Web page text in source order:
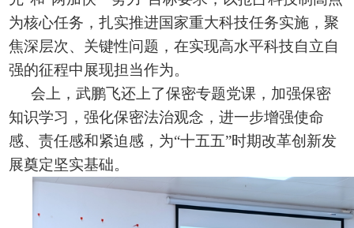
为核心任务，扎实推进国家重大科技任务实施，聚
焦深层次、关键性问题，在实现高水平科技自立自
强的征程中展现担当作为。
会上，武鹏飞还上了保密专题党课，加强保密
知识学习，强化保密法治观念，进一步增强使命
感、责任感和紧迫感，为“十五五”时期改革创新发
展奠定坚实基础。